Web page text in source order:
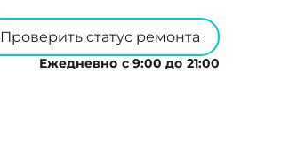
Проверить статус ремонта
Ежедневно с 9:00 до 21:00